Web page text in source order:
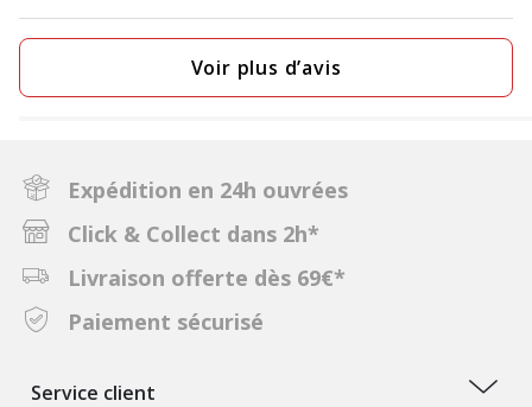
Voir plus d’avis
Expédition en 24h ouvrées
Click & Collect dans 2h*
Livraison offerte dès 69€*
Paiement sécurisé
Service client